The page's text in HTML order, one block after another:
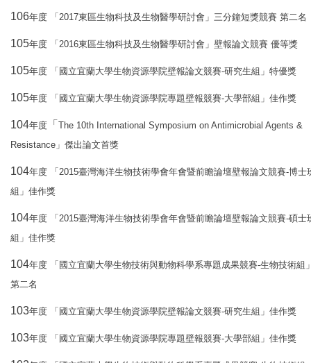
106年度 「 2017東區生物科技及生物醫學研討會」三分鐘短獎競賽 第二名
105年度 「 2016東區生物科技及生物醫學研討會」壁報論文競賽 優等獎
105年度 「國立宜蘭大學生物資源學院壁報論文競賽-研究生組」特優獎
105年度 「國立宜蘭大學生物資源學院專題壁報競賽-大學部組」佳作獎
104年度 「 The 10th International Symposium on Antimicrobial Agents &
Resistance 」傑出論文首獎
104年度 「 2015臺灣海洋生物技術學會年會暨前瞻論壇壁報論文競賽-博士
組」佳作獎
104年度 「 2015臺灣海洋生物技術學會年會暨前瞻論壇壁報論文競賽-碩士
組」佳作獎
104年度 「國立宜蘭大學生物技術與動物科學系專題成果競賽-生物技術組
第二名
103年度 「國立宜蘭大學生物資源學院壁報論文競賽-研究生組」佳作獎
103年度 「國立宜蘭大學生物資源學院專題壁報競賽-大學部組」佳作獎